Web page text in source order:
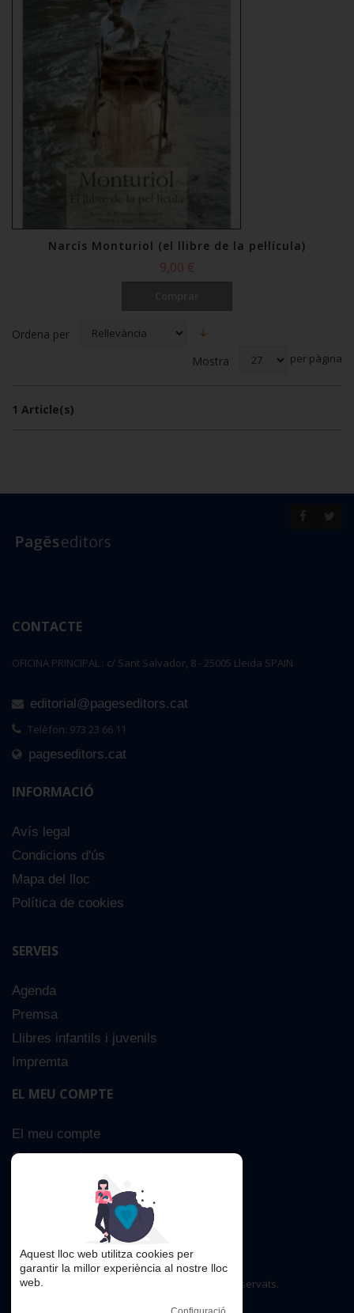
Narcís Monturiol (el llibre de la pel·lícula)
9,00 €
Ordena per
Mostra
per pàgina
1 Article(s)
CONTACTE
OFICINA PRINCIPAL : c/ Sant Salvador, 8 - 25005 Lleida SPAIN
editorial@pageseditors.cat
Telèfon: 973 23 66 11
pageseditors.cat
INFORMACIÓ
Avís legal
Condicions d'ús
Mapa del lloc
Política de cookies
SERVEIS
Agenda
Premsa
Llibres infantils i juvenils
Impremta
EL MEU COMPTE
El meu compte
Sobre nosaltres
Cerca Avançada
Copyright © 2016. Tots els drets reservats.
Aquest lloc web utilitza cookies per
garantir la millor experiència al nostre lloc
web.